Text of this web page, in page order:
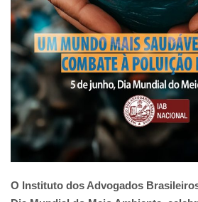
O Instituto dos Advogados